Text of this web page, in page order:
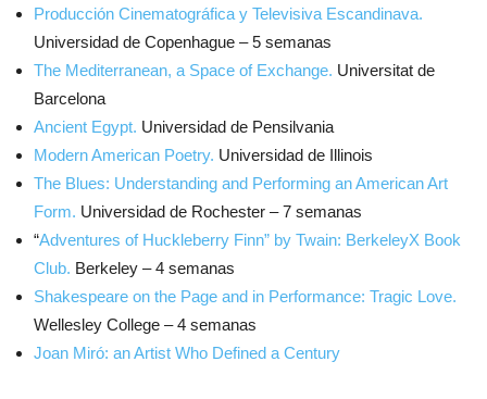
Producción Cinematográfica y Televisiva Escandinava.
Universidad de Copenhague – 5 semanas
The Mediterranean, a Space of Exchange. Universitat de
Barcelona
Ancient Egypt. Universidad de Pensilvania
Modern American Poetry. Universidad de Illinois
The Blues: Understanding and Performing an American Art
Form. Universidad de Rochester – 7 semanas
“Adventures of Huckleberry Finn” by Twain: BerkeleyX Book
Club. Berkeley – 4 semanas
Shakespeare on the Page and in Performance: Tragic Love.
Wellesley College – 4 semanas
Joan Miró: an Artist Who Defined a Century